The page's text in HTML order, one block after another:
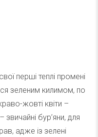
перші теплі промені
зеленим килимом, по
жовті квіти –
бур’яни, для
адже із зелені